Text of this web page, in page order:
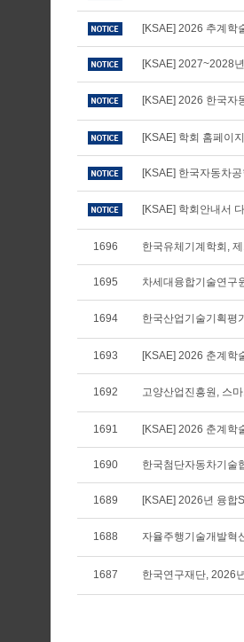
[KSAE] 2026 추계학
[KSAE] 2027~2028
[KSAE] 2026 한국자
[KSAE] 학회 홈페이
[KSAE] 한국자동차
[KSAE] 학회안내서
1696 한국유체기계학회,
1695 차세대융합기술연구
1694 한국산업기술기획평
1693 [KSAE] 2026 춘계학
1692 고양산업진흥원, 스
1691 [KSAE] 2026 춘계학
1690 한국첨단자동차기술
1689 [KSAE] 2026년 융합
1688 자율주행기술개발혁
1687 한국연구재단, 2026